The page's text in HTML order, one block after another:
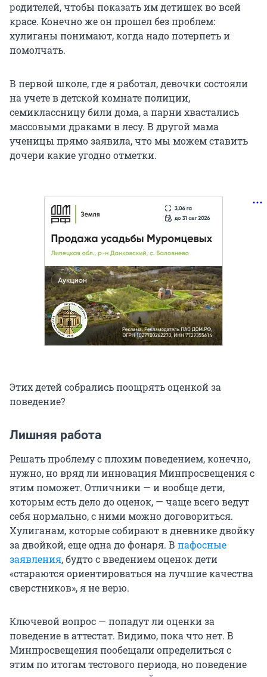
родителей, чтобы показать им детишек во всей
красе. Конечно же он прошел без проблем:
хулиганы понимают, когда надо потерпеть и
помолчать.
В первой школе, где я работал, девочки состояли
на учете в детской комнате полиции,
семиклассницу били дома, а парни хвастались
массовыми драками в лесу. В другой мама
ученицы прямо заявила, что мы можем ставить
дочери какие угодно отметки.
Этих детей собрались поощрять оценкой за
поведение?
Лишняя работа
Решать проблему с плохим поведением, конечно,
нужно, но вряд ли инновация Минпросвещения с
этим поможет. Отличники — и вообще дети,
которым есть дело до оценок, — чаще всего ведут
себя нормально, с ними можно договориться.
Хулиганам, которые собирают в дневнике двойку
за двойкой, еще одна до фонаря. В пафосные
заявления, будто с введением оценок дети
«стараются ориентироваться на лучшие качества
сверстников», я не верю.
Ключевой вопрос — попадут ли оценки за
поведение в аттестат. Видимо, пока что нет. В
Минпросвещения пообещали определиться с
этим по итогам тестового периода, но поведение